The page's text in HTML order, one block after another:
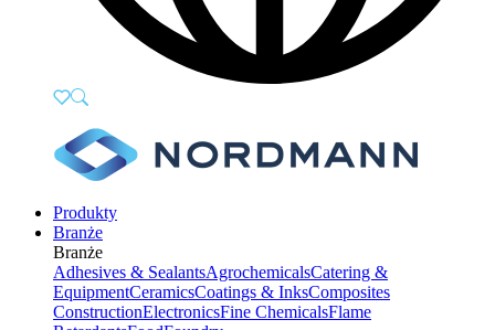
Produkty
Branże
Branże
Adhesives & SealantsAgrochemicalsCatering &
EquipmentCeramicsCoatings & InksComposites
ConstructionElectronicsFine ChemicalsFlame